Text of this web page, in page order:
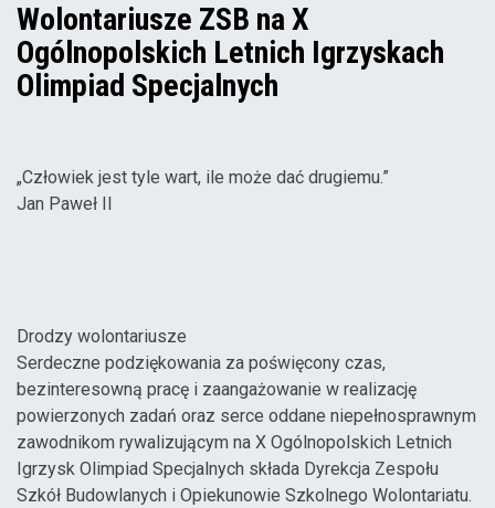
Wolontariusze ZSB na X
Ogólnopolskich Letnich Igrzyskach
Olimpiad Specjalnych
„Człowiek jest tyle wart, ile może dać drugiemu.”
Jan Paweł II
Drodzy wolontariusze
Serdeczne podziękowania za poświęcony czas,
bezinteresowną pracę i zaangażowanie w realizację
powierzonych zadań oraz serce oddane niepełnosprawnym
zawodnikom rywalizującym na X Ogólnopolskich Letnich
Igrzysk Olimpiad Specjalnych składa Dyrekcja Zespołu
Szkół Budowlanych i Opiekunowie Szkolnego Wolontariatu.